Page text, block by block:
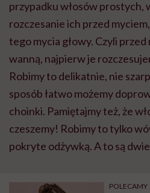
przypadku włosów prostych,
rozczesanie ich przed
tego mycia głowy. Czyli
wanną, najpierw je
Robimy to delikatnie, nie
sposób łatwo możemy
choinki. Pamiętajmy też, że
czeszemy! Robimy to tylko
pokryte odżywką. A to są
POLECAMY